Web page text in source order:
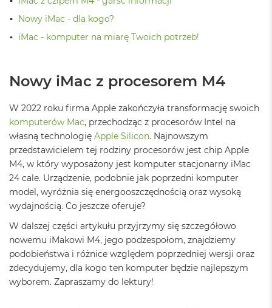
o
w
ł
t
M
a
B
o
o
k
N
e
o
S
u
b
t
l
Nowy iMac - dla kogo?
iMac - komputer na miarę Twoich potrzeb!
Nowy iMac z procesorem M4
W 2022 roku firma Apple zakończyła transformację swoich
komputerów Mac, przechodząc z procesorów Intel na
własną technologię Apple Silicon. Najnowszym
przedstawicielem tej rodziny procesorów jest chip Apple
M4, w który wyposażony jest komputer stacjonarny iMac
24 cale. Urządzenie, podobnie jak poprzedni komputer
model, wyróżnia się energooszczędnością oraz wysoką
wydajnością. Co jeszcze oferuje?
W dalszej części artykułu przyjrzymy się szczegółowo
nowemu iMakowi M4, jego podzespołom, znajdziemy
podobieństwa i różnice względem poprzedniej wersji oraz
zdecydujemy, dla kogo ten komputer będzie najlepszym
wyborem. Zapraszamy do lektury!